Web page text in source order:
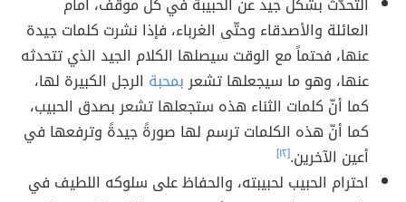
العائلة والأصدقاء وحتّى الغرباء، فإذا نشرت كلمات جيدة
عنها، فحتماً مع الوقت سيصلها الكلام الجيد الذي تتحدثه
عنها، وهو ما سيجعلها تشعربمحبة الرجل الكبيرة لها،
كما أنّ كلمات الثناء هذه ستجعلها تشعر بصدق الحبيب،
كما أنّ هذه الكلمات ترسم لها صورةً جيدةً وترفعها في
أعين الآخرين.[١٢]
احترام الحبيب لحبيبته، والحفاظ على سلوكه اللطيف في